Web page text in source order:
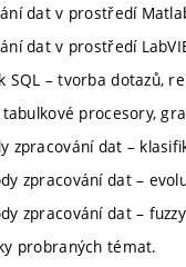
dat v prostředí
dat v prostředí
SQL – tvorba dotazů,
procesory,
zpracování dat –
zpracování dat –
zpracování dat –
probraných témat.